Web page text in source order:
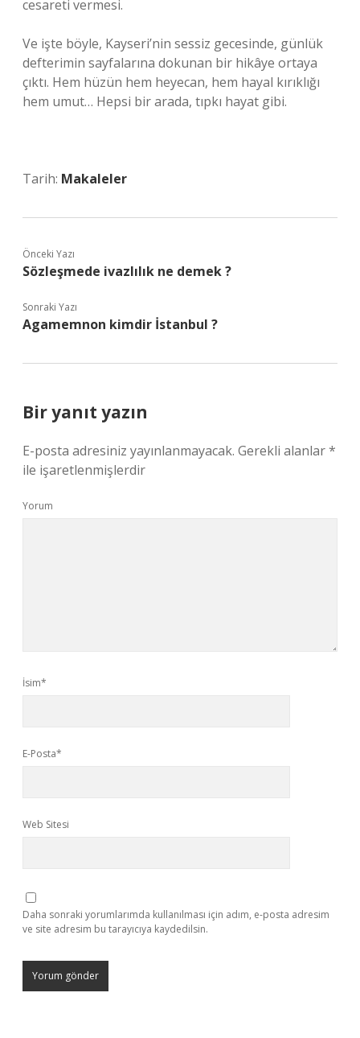
cesareti vermesi.
Ve işte böyle, Kayseri’nin sessiz gecesinde, günlük
defterimin sayfalarına dokunan bir hikâye ortaya
çıktı. Hem hüzün hem heyecan, hem hayal kırıklığı
hem umut… Hepsi bir arada, tıpkı hayat gibi.
Tarih: Makaleler
Önceki Yazı
Sözleşmede ivazlılık ne demek ?
Sonraki Yazı
Agamemnon kimdir İstanbul ?
Bir yanıt yazın
E-posta adresiniz yayınlanmayacak. Gerekli alanlar*
ile işaretlenmişlerdir
Yorum
İsim*
E-Posta*
Web Sitesi
Daha sonraki yorumlarımda kullanılması için adım, e-posta adresim
ve site adresim bu tarayıcıya kaydedilsin.